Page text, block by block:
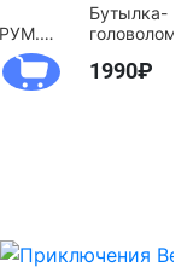
Бутылка-
агентство
1990